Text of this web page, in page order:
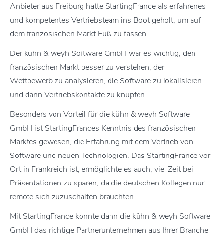
Anbieter aus Freiburg hatte StartingFrance als erfahrenes
und kompetentes Vertriebsteam ins Boot geholt, um auf
dem französischen Markt Fuß zu fassen.
Der kühn & weyh Software GmbH war es wichtig, den
französischen Markt besser zu verstehen, den
Wettbewerb zu analysieren, die Software zu lokalisieren
und dann Vertriebskontakte zu knüpfen.
Besonders von Vorteil für die kühn & weyh Software
GmbH ist StartingFrances Kenntnis des französischen
Marktes gewesen, die Erfahrung mit dem Vertrieb von
Software und neuen Technologien. Das StartingFrance vor
Ort in Frankreich ist, ermöglichte es auch, viel Zeit bei
Präsentationen zu sparen, da die deutschen Kollegen nur
remote sich zuzuschalten brauchten.
Mit StartingFrance konnte dann die kühn & weyh Software
GmbH das richtige Partnerunternehmen aus Ihrer Branche